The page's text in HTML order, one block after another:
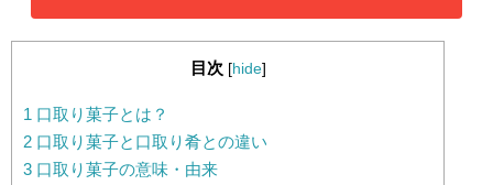
目次 [hide]
1 口取り菓子とは？
2 口取り菓子と口取り肴との違い
3 口取り菓子の意味・由来